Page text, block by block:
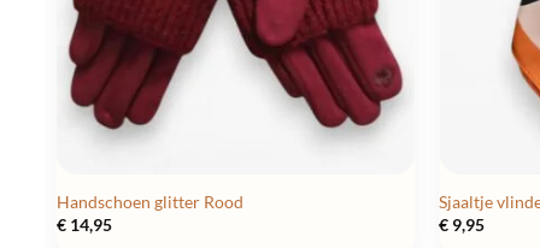
Handschoen glitter Rood
€14,95
Sjaaltje
€ 9,95